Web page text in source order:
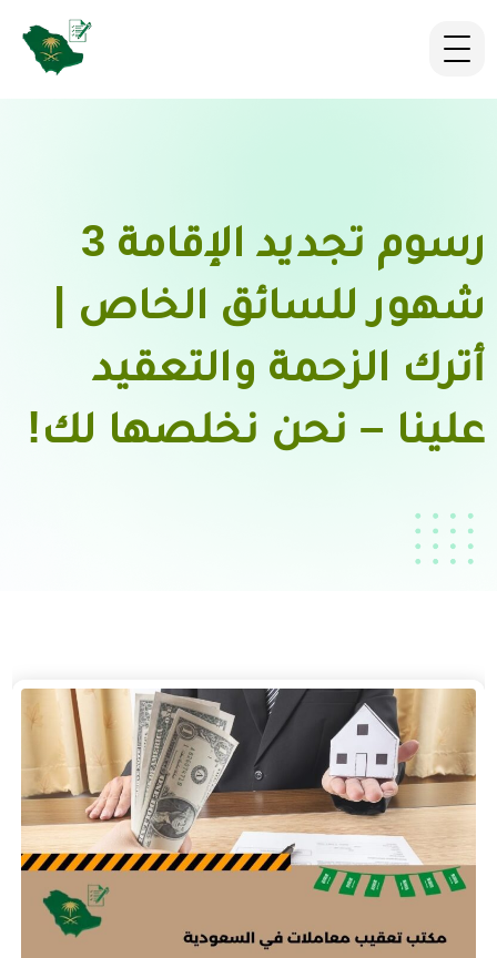
رسوم تجديد الإقامة 3
شهور للسائق الخاص |
أترك الزحمة والتعقيد
علينا – نحن نخلصها لك!